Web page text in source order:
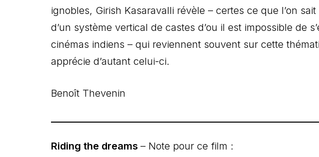
ignobles, Girish Kasaravalli révèle – certes ce que l’on sait
d’un système vertical de castes d’ou il est impossible de
cinémas indiens – qui reviennent souvent sur cette
apprécie d’autant celui-ci.
Benoît Thevenin
Riding the dreams – Note pour ce film :